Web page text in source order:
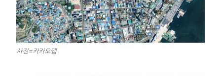
사진=카카오맵